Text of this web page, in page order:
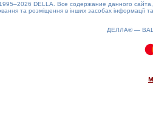
DELLA. Все содержание данного
та розміщення в інших засобах інформації
ДЕЛЛА® —